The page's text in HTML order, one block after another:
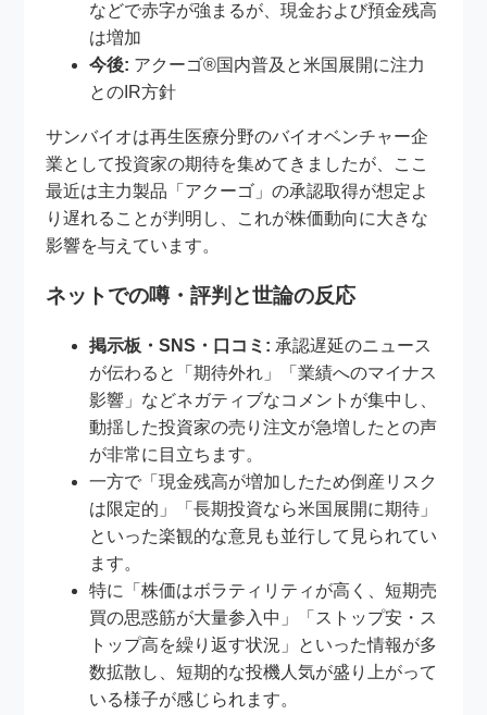
などで赤字が強まるが、現金および預金残高
は増加
今後: アクーゴ®国内普及と米国展開に注力
とのIR方針
サンバイオは再生医療分野のバイオベンチャー企
業として投資家の期待を集めてきましたが、ここ
最近は主力製品「アクーゴ」の承認取得が想定よ
り遅れることが判明し、これが株価動向に大きな
影響を与えています。
ネットでの噂・評判と世論の反応
掲示板・SNS・口コミ: 承認遅延のニュース
が伝わると「期待外れ」「業績へのマイナス
影響」などネガティブなコメントが集中し、
動揺した投資家の売り注文が急増したとの声
が非常に目立ちます。
一方で「現金残高が増加したため倒産リスク
は限定的」「長期投資なら米国展開に期待」
といった楽観的な意見も並行して見られてい
ます。
特に「株価はボラティリティが高く、短期売
買の思惑筋が大量参入中」「ストップ安・ス
トップ高を繰り返す状況」といった情報が多
数拡散し、短期的な投機人気が盛り上がって
いる様子が感じられます。